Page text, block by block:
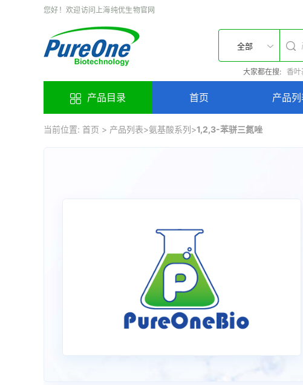
您好！欢迎访问上海纯优生物官网
全部
大家都在搜: 香叶
产品目录 首页 产品列
当前位置: 首页 > 产品列表>氨基酸系列 >1,2,3-苯骈三氮唑